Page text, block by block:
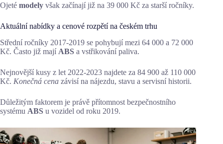
Ojeté modely však začínají již na 39 000 Kč za starší ročníky.
Aktuální nabídky a cenové rozpětí na českém trhu
Střední ročníky 2017-2019 se pohybují mezi 64 000 a 72 000
Kč. Často již mají ABS a vstřikování paliva.
Nejnovější kusy z let 2022-2023 najdete za 84 900 až 110 000
Kč. Konečná cena závisí na nájezdu, stavu a servisní historii.
Důležitým faktorem je právě přítomnost bezpečnostního
systému ABS u vozidel od roku 2019.